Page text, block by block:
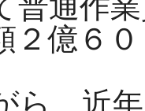
２億６
、近